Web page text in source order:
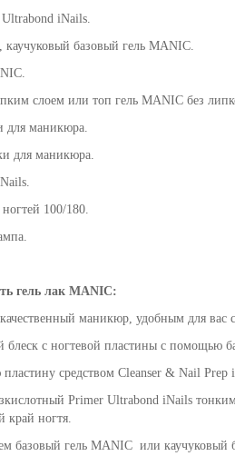
iNails.
базовый гель MANIC.
слоем или топ гель MANIC без
для маникюра.
для маникюра.
.
100/180.
гель лак MANIC:
маникюр, удобным для
с ногтевой пластины с помощью
средством Cleanser & Nail Prep
Primer Ultrabond iNails
край ногтя.
базовый гель MANIC или